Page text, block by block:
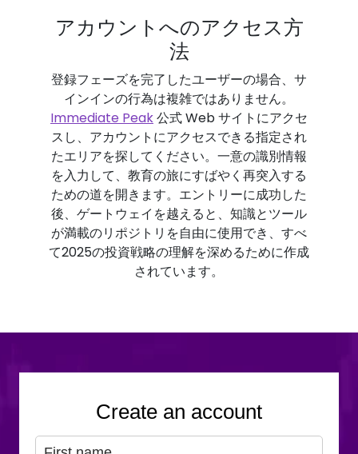
アカウントへのアクセス方
法
登録フェーズを完了したユーザーの場合、サ
インインの行為は複雑ではありません。
Immediate Peak公式 Web サイトにアクセ
スし、アカウントにアクセスできる指定され
たエリアを探してください。一意の識別情報
を入力して、教育の旅にすばやく再突入する
ための道を開きます。エントリーに成功した
後、ゲートウェイを越えると、知識とツール
が満載のリポジトリを自由に使用でき、すべ
て2025の投資戦略の理解を深めるために作成
されています。